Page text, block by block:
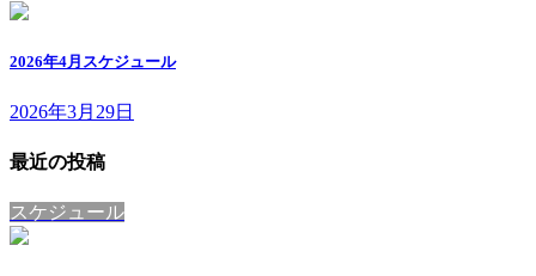
2026年4月スケジュール
2026年3月29日
最近の投稿
スケジュール